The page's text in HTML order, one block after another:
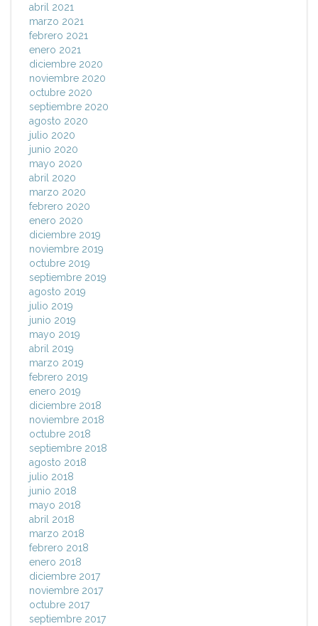
abril 2021
marzo 2021
febrero 2021
enero 2021
diciembre 2020
noviembre 2020
octubre 2020
septiembre 2020
agosto 2020
julio 2020
junio 2020
mayo 2020
abril 2020
marzo 2020
febrero 2020
enero 2020
diciembre 2019
noviembre 2019
octubre 2019
septiembre 2019
agosto 2019
julio 2019
junio 2019
mayo 2019
abril 2019
marzo 2019
febrero 2019
enero 2019
diciembre 2018
noviembre 2018
octubre 2018
septiembre 2018
agosto 2018
julio 2018
junio 2018
mayo 2018
abril 2018
marzo 2018
febrero 2018
enero 2018
diciembre 2017
noviembre 2017
octubre 2017
septiembre 2017